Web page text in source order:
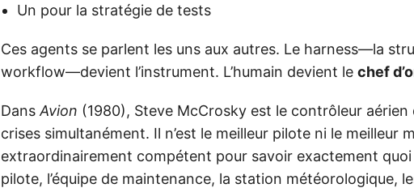
Un pour la stratégie de tests
Ces agents se parlent les uns aux autres. Le harness—la
workflow—devient l’instrument. L’humain devient le chef
Dans Avion (1980), Steve McCrosky est le contrôleur
crises simultanément. Il n’est le meilleur pilote ni le meilleur
extraordinairement compétent pour savoir exactement
pilote, l’équipe de maintenance, la station météorologique,